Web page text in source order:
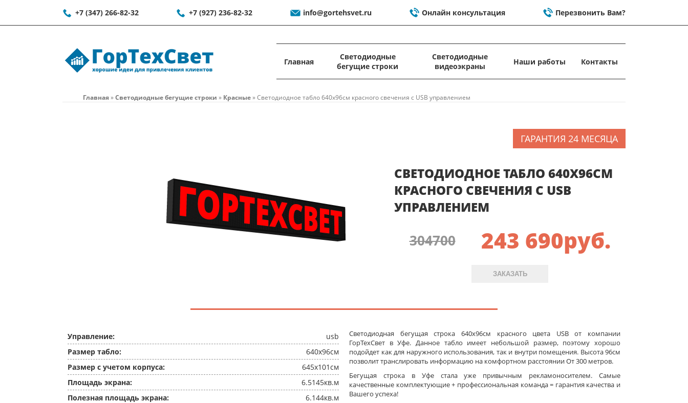
+7 (347) 266-82-32 +7 (927) 236-82-32 info@gortehsvet.ru Онлайн консультация Перезвонить Вам?
Главная
Светодиодные
бегущие строки
Светодиодные
видеоэкраны
Наши работы Контакты
Главная»Светодиодные бегущие строки » Красные»Светодиодное табло 640x96см красного свечения c USB управлением
СВЕТОДИОДНОЕ ТАБЛО 640X96СМ
КРАСНОГО СВЕЧЕНИЯ C USB
УПРАВЛЕНИЕМ
304700 243 690руб.
ЗАКАЗАТЬ
ГАРАНТИЯ 24 МЕСЯЦА
Управление:
usb
Размер табло:
640x96см
Размер с учетом корпуса:
645x101см
Площадь экрана:
6.5145кв.м
Полезная площадь экрана:
6.144кв.м
Светодиодная бегущая строка 640x96см красного цвета USB от компании
ГорТехСвет в Уфе. Данное табло имеет небольшой размер, поэтому хорошо
подойдет как для наружного использования, так и внутри помещения. Высота 96см
позволит транслировать информацию на комфортном расстоянии От 300 метров.
Бегущая строка в Уфе стала уже привычным рекламоносителем. Самые
качественные комплектующие + профессиональная команда = гарантия качества и
Вашего успеха!